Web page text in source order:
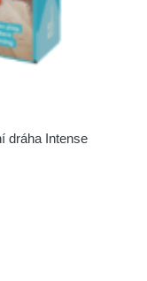
dráha Intense